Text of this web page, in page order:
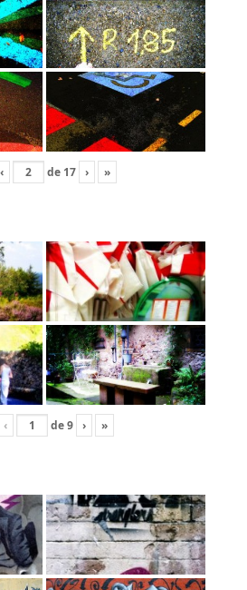
‹ de 17 › »
‹ de9 › »